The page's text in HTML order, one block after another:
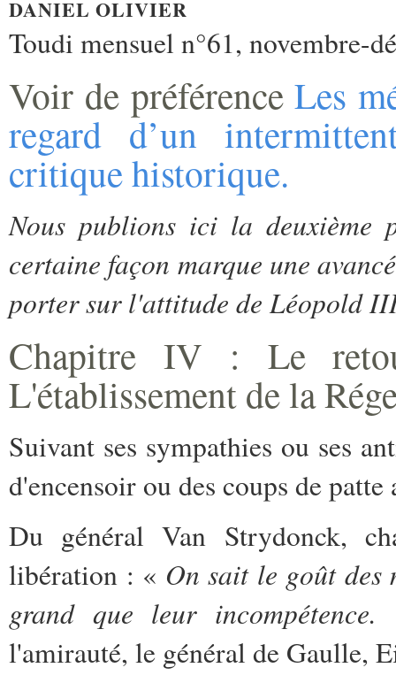
DANIEL OLIVIER
Toudi mensuel n°61, novembre-
Voir de préférenceLes
regard d’un
critique historique.
Nous publions ici la deuxième
certaine façon marque une
porter sur l'attitude de Léopold
Chapitre IV : Le
L'établissement de la
Suivant ses sympathies ou ses
d'encensoir ou des coups de patte
Du général Van Strydonck,
libération : « On sait le goût
grand que leur incompétence.
l'amirauté, le général de Gaulle,